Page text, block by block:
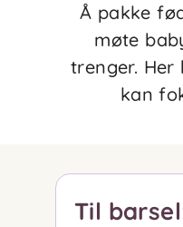
Å pakke
møte
trenger.
kan
Til